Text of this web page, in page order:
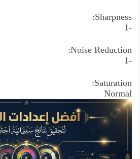
Sharpness:
-1
Noise Reduction:
-1
Saturation:
Normal